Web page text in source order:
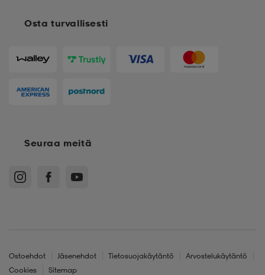
Osta turvallisesti
Seuraa meitä
Ostoehdot Jäsenehdot Tietosuojakäytäntö
Arvostelukäytäntö
Cookies
Sitemap